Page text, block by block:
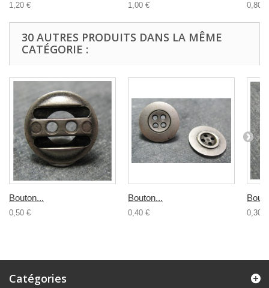
1,20 €
1,00 €
0,80 €
30 AUTRES PRODUITS DANS LA MÊME
CATÉGORIE :
Bouton...
0,50 €
Bouton...
0,40 € 0,30 €
Catégories